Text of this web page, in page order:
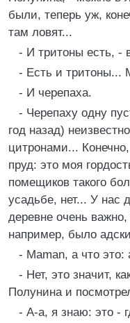
были, теперь уж,
там ловят...
- И тритоны есть, -
- Есть и тритоны...
- И черепаха.
- Черепаху одну
год назад)
цитронами...
пруд: это моя
помещиков такого
усадьбе, нет... У нас
деревне очень
например, было
- Maman, a что
- Нет, это значит,
Полунина и
- А-а, я знаю: это -